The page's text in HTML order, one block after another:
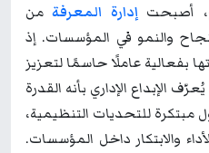
أصبحتإدارة المعرفةمن
والنمو في المؤسسات. إذ
بفعالية عاملًا حاسمًا لتعزيز
الإبداع الإداري بأنه القدرة
للتحديات التنظيمية،
والابتكار داخل المؤسسات.